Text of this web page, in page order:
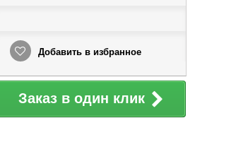
Добавить в избранное
Заказ в один клик